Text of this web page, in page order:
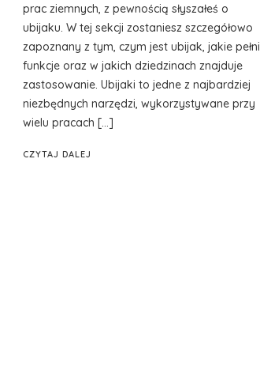
prac ziemnych, z pewnością słyszałeś o
ubijaku. W tej sekcji zostaniesz szczegółowo
zapoznany z tym, czym jest ubijak, jakie pełni
funkcje oraz w jakich dziedzinach znajduje
zastosowanie. Ubijaki to jedne z najbardziej
niezbędnych narzędzi, wykorzystywane przy
wielu pracach […]
CZYTAJ DALEJ